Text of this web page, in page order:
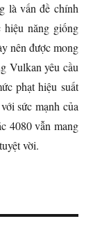
là vấn đề chính
năng giống
nên được mong
Vulkan yêu cầu
phạt hiệu suất
sức mạnh của
4080 vẫn mang
vời.